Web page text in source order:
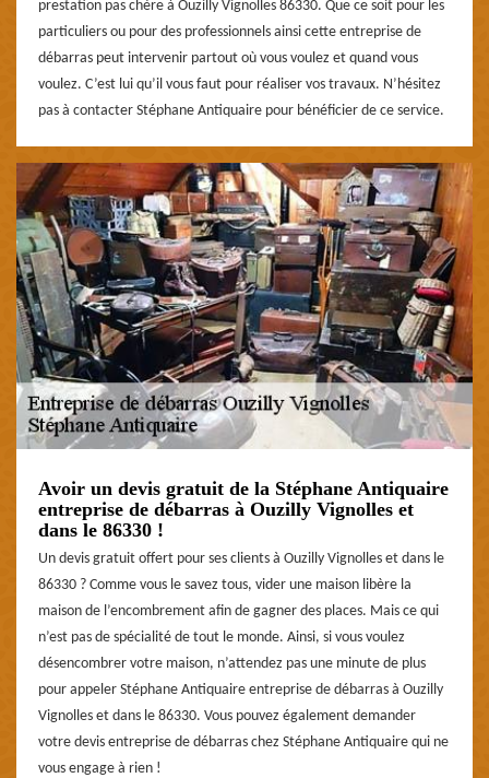
prestation pas chère à Ouzilly Vignolles 86330. Que ce soit pour les
particuliers ou pour des professionnels ainsi cette entreprise de
débarras peut intervenir partout où vous voulez et quand vous
voulez. C’est lui qu’il vous faut pour réaliser vos travaux. N’hésitez
pas à contacter Stéphane Antiquaire pour bénéficier de ce service.
Avoir un devis gratuit de la Stéphane Antiquaire
entreprise de débarras à Ouzilly Vignolles et
dans le 86330 !
Un devis gratuit offert pour ses clients à Ouzilly Vignolles et dans le
86330 ? Comme vous le savez tous, vider une maison libère la
maison de l’encombrement afin de gagner des places. Mais ce qui
n’est pas de spécialité de tout le monde. Ainsi, si vous voulez
désencombrer votre maison, n’attendez pas une minute de plus
pour appeler Stéphane Antiquaire entreprise de débarras à Ouzilly
Vignolles et dans le 86330. Vous pouvez également demander
votre devis entreprise de débarras chez Stéphane Antiquaire qui ne
vous engage à rien !